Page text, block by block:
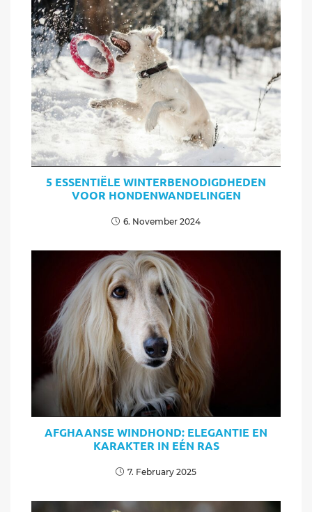
5 ESSENTIËLE WINTERBENODIGDHEDEN
VOOR HONDENWANDELINGEN
6. November 2024
AFGHAANSE WINDHOND: ELEGANTIE EN
KARAKTER IN EÉN RAS
7. February 2025